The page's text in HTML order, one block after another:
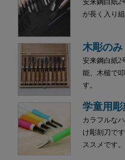
安来鋼白紙2
が長く入り
木彫のみ
安来鋼白紙2
能、木槌で
す。
学童用彫
カラフルな
け彫刻刀で
ススメです。